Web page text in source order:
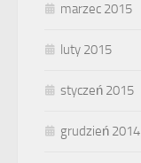
marzec 2015
luty 2015
styczeń 2015
grudzień 2014